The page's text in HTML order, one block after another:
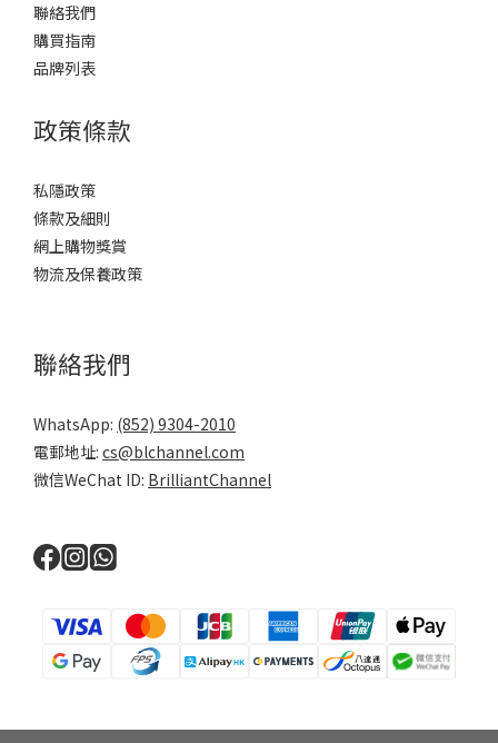
聯絡我們
購買指南
品牌列表
政策條款
私隱政策
條款及細則
網上購物獎賞
物流及保養政策
聯絡我們
WhatsApp: (852) 9304-2010
電郵地址: cs@blchannel.com
微信WeChat ID: BrilliantChannel